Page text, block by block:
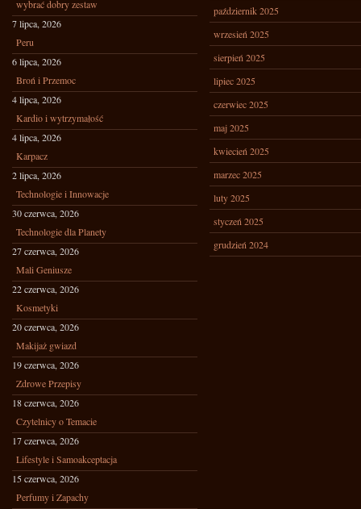
wybrać dobry zestaw
7 lipca, 2026
Peru
6 lipca, 2026
Broń i Przemoc
4 lipca, 2026
Kardio i wytrzymałość
4 lipca, 2026
Karpacz
2 lipca, 2026
Technologie i Innowacje
30 czerwca, 2026
Technologie dla Planety
27 czerwca, 2026
Mali Geniusze
22 czerwca, 2026
Kosmetyki
20 czerwca, 2026
Makijaż gwiazd
19 czerwca, 2026
Zdrowe Przepisy
18 czerwca, 2026
Czytelnicy o Temacie
17 czerwca, 2026
Lifestyle i Samoakceptacja
15 czerwca, 2026
Perfumy i Zapachy
październik 2025
wrzesień 2025
sierpień 2025
lipiec 2025
czerwiec 2025
maj 2025
kwiecień 2025
marzec 2025
luty 2025
styczeń 2025
grudzień 2024